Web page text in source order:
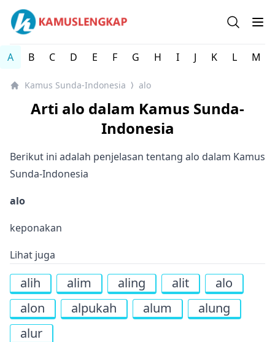
Kamus Lengkap Sunda-Indonesia - Kamus Lengkap
Open
A B C D E F G H I J K L M
Kamus Sunda-Indonesia ⟩ alo
Arti alo dalam Kamus Sunda-
Indonesia
Berikut ini adalah penjelasan tentang alo dalam Kamus
Sunda-Indonesia
alo
keponakan
Lihat juga
alih alim aling alit
alo
alon
alpukah alum
alung
alur